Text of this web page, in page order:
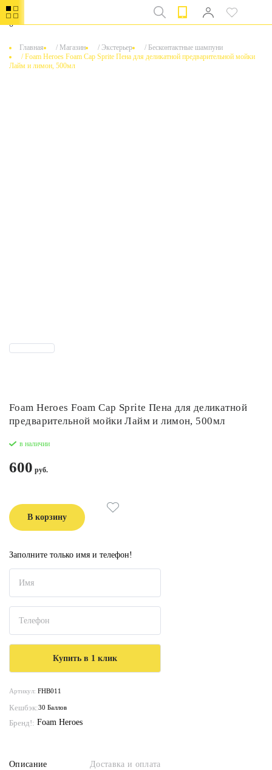
0
Главная / Магазин / Экстерьер / Бесконтактные шампуни
/Foam Heroes Foam Cap Sprite Пена для деликатной предварительной мойки
Лайм и лимон, 500мл
Foam Heroes Foam Cap Sprite Пена для деликатной
предварительной мойки Лайм и лимон, 500мл
в наличии
600
В корзину
Заполните только имя и телефон!
Артикул: FHB011
Кешбэк:30 Баллов
Бренд!: Foam Heroes
Описание Доставка и оплата